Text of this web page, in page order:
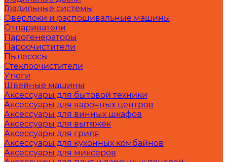
Гладильные системы
Оверлоки и распошивальные машины
Отпариватели
Парогенераторы
Пароочистители
Пылесосы
Стеклоочистители
Утюги
Швейные машины
Аксессуары для бытовой техники
Аксессуары для варочных центров
Аксессуары для винных шкафов
Аксессуары для вытяжек
Аксессуары для гриля
Аксессуары для кухонных комбайнов
Аксессуары для миксеров